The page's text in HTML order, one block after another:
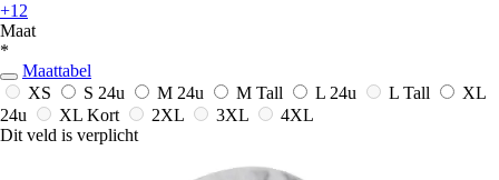
+12
Maat
*
Maattabel
XS
S 24u M 24u M Tall L 24u L Tall
XL
24u
XL Kort 2XL 3XL
4XL
Dit veld is verplicht